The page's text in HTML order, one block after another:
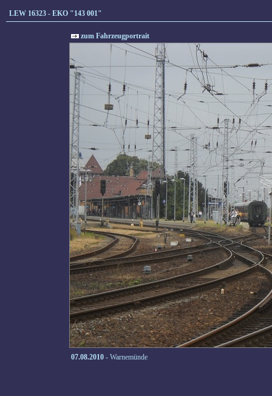
LEW 16323 - EKO "143 001"
zum Fahrzeugportrait
07.08.2010 - Warnemünde